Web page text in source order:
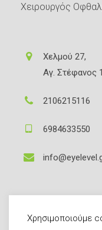
Xειρουργός
Χελμού 27,
Αγ. Στέφανος
2106215116
6984633550
Χρησιμοποιούμε